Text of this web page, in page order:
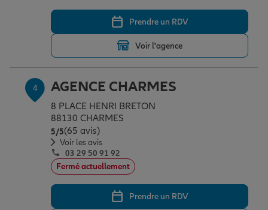
Tous nos devis d'assurance Prendre un RDV
Voir l'agence
4 AGENCE CHARMES
8 PLACE HENRI BRETON
88130 CHARMES
5/5Note de 5 sur 5
(65 avis)
Voir les avis
03 29 50 91 92
Fermé actuellement
Prendre un RDV